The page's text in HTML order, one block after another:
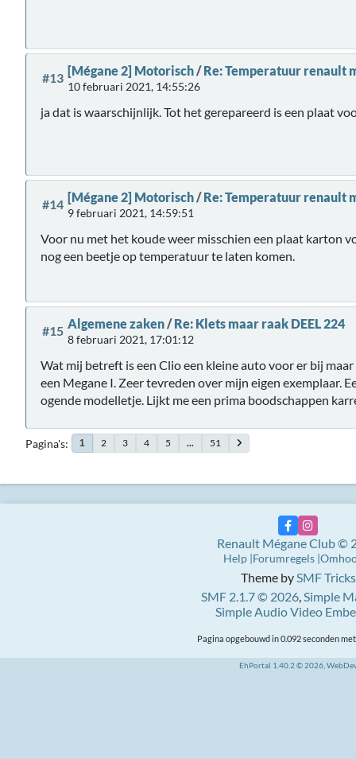
#13 [Mégane 2] Motorisch/Re: Temperatuur renault
10 februari 2021, 14:55:26
ja dat is waarschijnlijk. Tot het gerepareerd is een plaat
#14 [Mégane 2] Motorisch/Re: Temperatuur renault
9 februari 2021, 14:59:51
Voor nu met het koude weer misschien een plaat karton
nog een beetje op temperatuur te laten komen.
#15 Algemene zaken/Re: Klets maar raak DEEL 224
8 februari 2021, 17:01:12
Wat mij betreft is een Clio een kleine auto voor er bij
een Megane I. Zeer tevreden over mijn eigen exemplaar.
ogende modelletje. Lijkt me een prima boodschappen
Pagina's 1 2 3 4 5 ... 51
Theme bySMF Tricks
SMF 2.1.7 © 2026,Simple
Simple Audio Video
Renault Mégane Club ©
Help Forumregels
Pagina opgebouwd in 0.092 seconden
EhPortal 1.40.2 © 2026,